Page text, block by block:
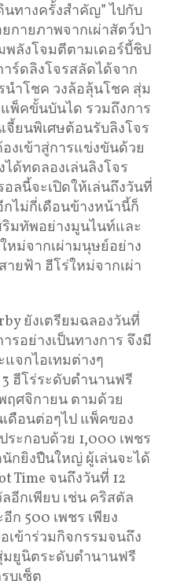
ทางครั้งสำคัญ” ไปกับ
กายภาพจากเผ่าสัตว์ป่า
พลังโจมตีตามเดอร์บี้ชิป
ร์ดลิงโจรสลัดได้จาก
ำโชค วงล้อลุ้นโชค สุ่ม
พ็คขั้นบันได รวมถึงการ
จี้ยนพิเศษต้อนรับลิงโจร
งเข้าสู่การแข่งขันด้วย
ด้ทดลองเล่นลิงโจร
ลนี้จะเปิดให้เล่นถึงวันที่
ไม่กี่เดือนข้างหน้านี้ก็
มทัพอย่างมูนไนท์และ
หม่จากเผ่ามนุษย์อย่าง
ยฟ้า ฮีโร่ใหม่จากเผ่า
ยังเตรียมฉลองวันที่
รอย่างเป็นทางการ จึงมี
จกไอเทมต่างๆ
ฮีโร่ระดับตำนานฟรี
พฤศจิกายน ตามด้วย
เดือนต่อๆไป แพ็คของ
ะกอบด้วย 1,000 เพชร
กยิงปืนใหญ่ ผู้เล่นจะได้
Time จนถึงวันที่ 12
อีกเพียบ เช่น คริสตัล
ก 500 เพชร เพียง
เข้าร่วมกิจกรรมจนถึง
ยูนิตระดับตำนานฟรี
บเซ็ต